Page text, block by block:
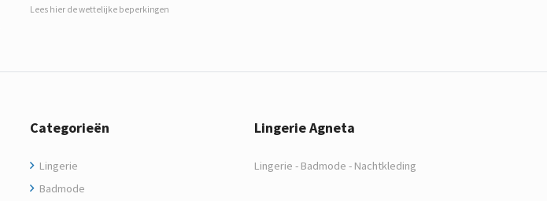
Lees hier de wettelijke beperkingen
Categorieën
Lingerie
Badmode
Lingerie Agneta
Lingerie - Badmode - Nachtkleding